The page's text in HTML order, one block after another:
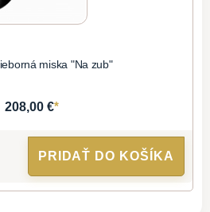
miska "Na zub"
208,00 €*
PRIDAŤ DO KOŠÍKA